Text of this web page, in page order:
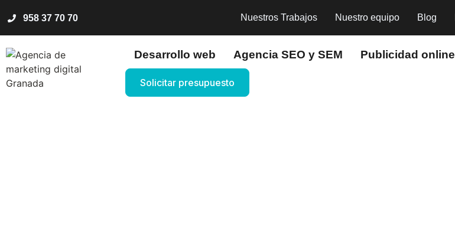
958 37 70 70 Nuestros Trabajos Nuestro equipo Blog
Desarrollo web Agencia SEO y SEM Publicidad online
Solicitar presupuesto